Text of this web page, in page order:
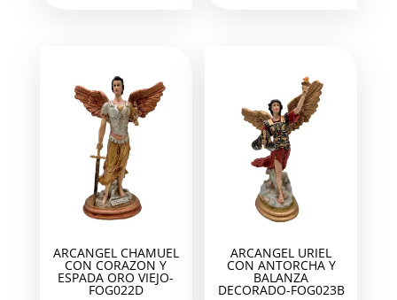
ARCANGEL CHAMUEL
CON CORAZON Y
ESPADA ORO VIEJO-
FOG022D
ARCANGEL URIEL
CON ANTORCHA Y
BALANZA
DECORADO-FOG023B